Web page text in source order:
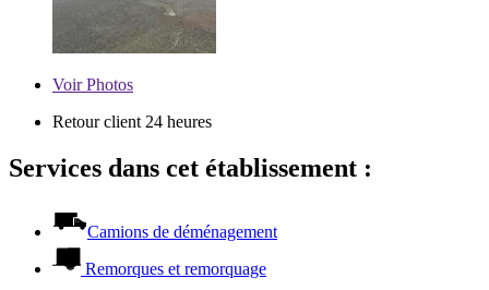
VoirPhotos
Retour client 24 heures
Services dans cet établissement :
Camions de déménagement
Remorques et remorquage